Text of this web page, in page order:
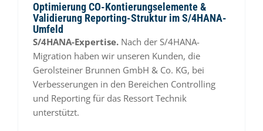
Optimierung CO-Kontierungselemente &
Validierung Reporting-Struktur im S/4HANA-
Umfeld
S/4HANA-Expertise. Nach der S/4HANA-
Migration haben wir unseren Kunden, die
Gerolsteiner Brunnen GmbH & Co. KG, bei
Verbesserungen in den Bereichen Controlling
und Reporting für das Ressort Technik
unterstützt.